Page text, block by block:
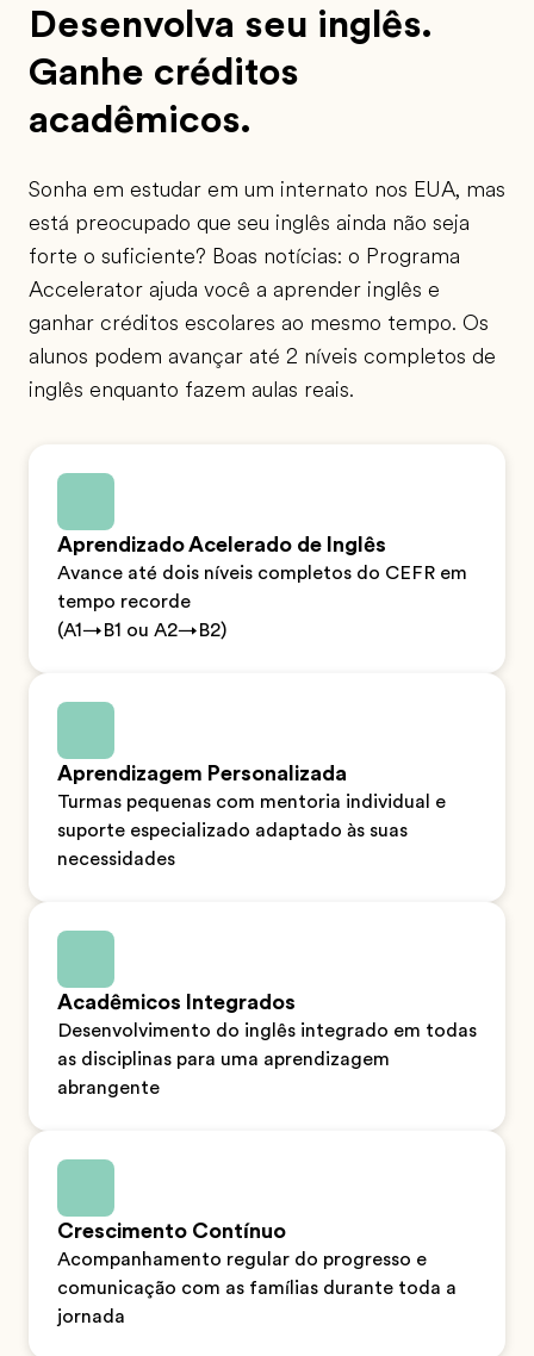
Desenvolva seu inglês.
Ganhe créditos
acadêmicos.
Sonha em estudar em um internato nos EUA, mas
está preocupado que seu inglês ainda não seja
forte o suficiente? Boas notícias: o Programa
Accelerator ajuda você a aprender inglês e
ganhar créditos escolares ao mesmo tempo. Os
alunos podem avançar até 2 níveis completos de
inglês enquanto fazem aulas reais.
Aprendizado Acelerado de Inglês
Avance até dois níveis completos do CEFR em
tempo recorde
(A1→B1 ou A2→B2)
Aprendizagem Personalizada
Turmas pequenas com mentoria individual e
suporte especializado adaptado às suas
necessidades
Acadêmicos Integrados
Desenvolvimento do inglês integrado em todas
as disciplinas para uma aprendizagem
abrangente
Crescimento Contínuo
Acompanhamento regular do progresso e
comunicação com as famílias durante toda a
jornada